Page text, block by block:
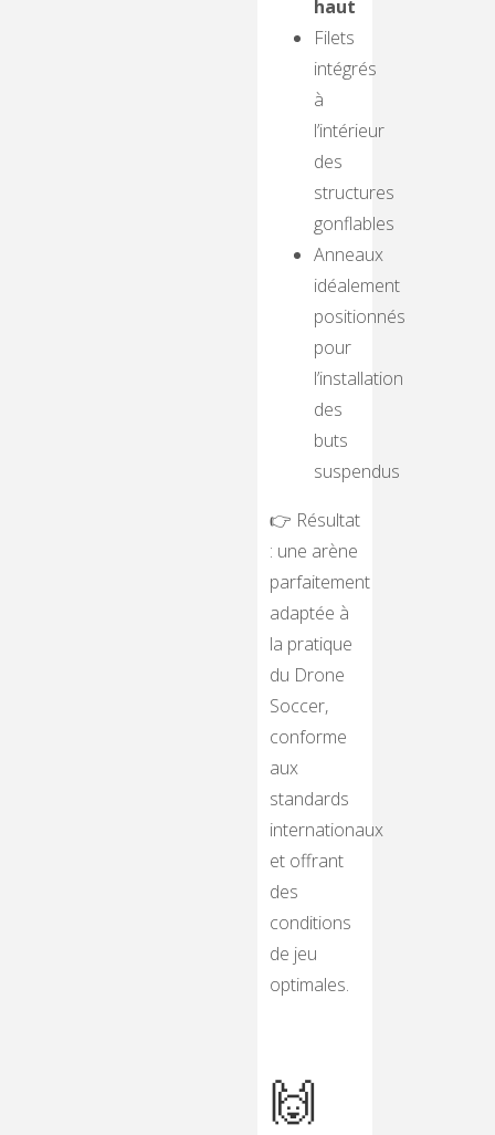
haut
Filets
intégrés
à
l’intérieur
des
structures
gonflables
Anneaux
idéalement
positionnés
pour
l’installation
des
buts
suspendus
👉 Résultat
: une arène
parfaitement
adaptée à
la pratique
du Drone
Soccer,
conforme
aux
standards
internationaux
et offrant
des
conditions
de jeu
optimales.
🙌